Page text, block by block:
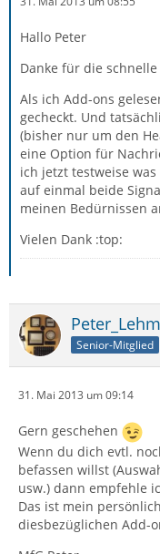
Hallo Peter
Danke für die
Als ich Add-ons
gecheckt. Und
(bisher nur um den
eine Option für
ich jetzt testweise
auf einmal beide
meinen Bedürnissen
Vielen Dank :top:
Senior-Mitglied
31. Mai 2013 um 09:14
Gern geschehen
Wenn du dich evtl.
befassen willst
usw.) dann empfehle
Das ist mein
diesbezüglichen Add-